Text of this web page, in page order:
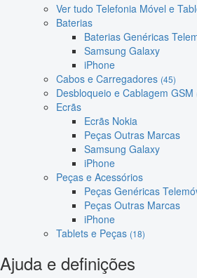
Ver tudo Telefonia Móvel e
Baterias
Baterias Genéricas
Samsung Galaxy
iPhone
Cabos e Carregadores (45)
Desbloqueio e Cablagem GSM
Ecrãs
Ecrãs Nokia
Peças Outras Marcas
Samsung Galaxy
iPhone
Peças e Acessórios
Peças Genéricas
Peças Outras Marcas
iPhone
Tablets e Peças (18)
Ajuda e definições